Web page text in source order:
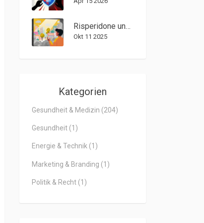
Risperidone und Lebensqualität: Wie es die psychische Gesundheit und das Wohlbefinden verbessert
Okt 11 2025
Kategorien
Gesundheit & Medizin (204)
Gesundheit (1)
Energie & Technik (1)
Marketing & Branding (1)
Politik & Recht (1)